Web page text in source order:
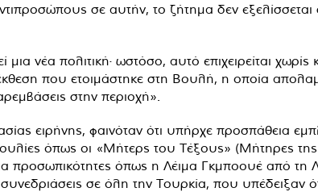
σε αυτήν, το ζήτημα δεν
νέα πολιτική· ωστόσο, αυτό επιχειρείται
που ετοιμάστηκε στη Βουλή, η οποία
στην περιοχή».
ειρήνης, φαινόταν ότι υπήρχε προσπάθεια
όπως οι «Μήτερς του Τέξους» (Μήτηρες της
προσωπικότητες όπως η Λέιμα Γκμποουέ από
σε όλη την Τουρκία, που υπέδειξαν